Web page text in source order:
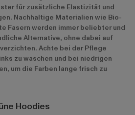
für zusätzliche Elastizität und
Nachhaltige Materialien wie Bio-
Fasern werden immer beliebter und
Alternative, ohne dabei auf
Achte bei der Pflege
zu waschen und bei niedrigen
um die Farben lange frisch zu
Hoodies